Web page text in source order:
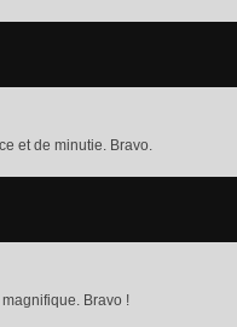
et de minutie. Bravo.
Bravo !